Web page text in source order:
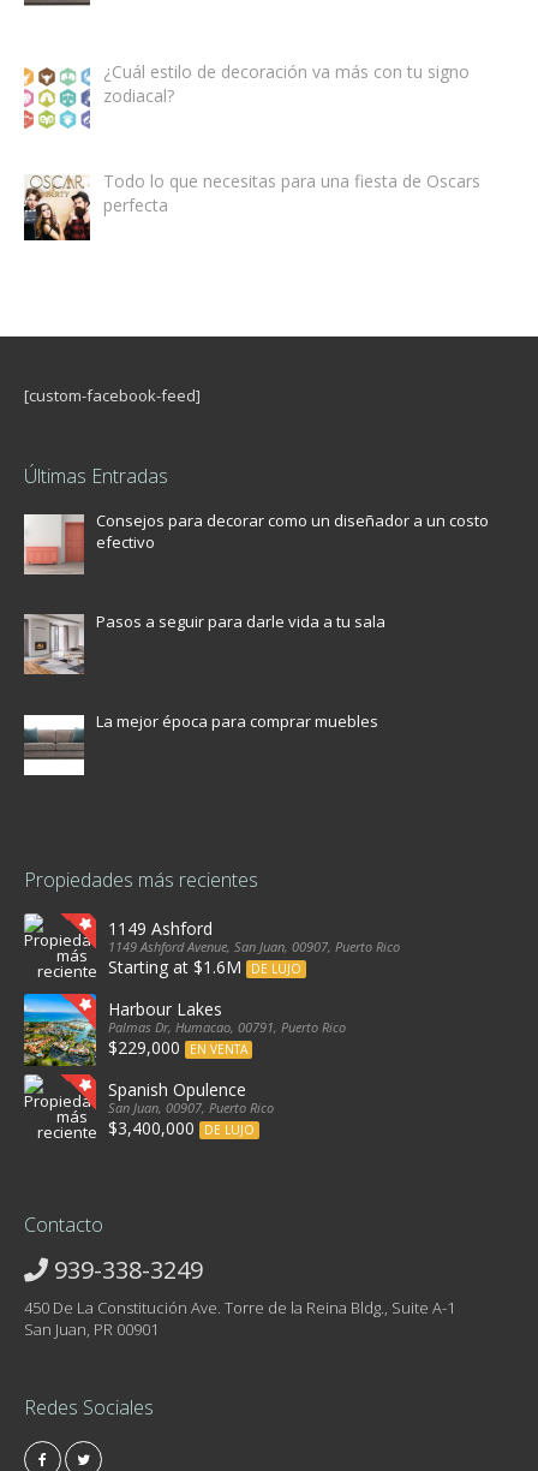
¿Cuál estilo de decoración va más con tu signo
zodiacal?
Todo lo que necesitas para una fiesta de Oscars
perfecta
[custom-facebook-feed]
Últimas Entradas
Consejos para decorar como un diseñador a un costo
efectivo
Pasos a seguir para darle vida a tu sala
La mejor época para comprar muebles
Propiedades más recientes
1149 Ashford
1149 Ashford Avenue, San Juan, 00907, Puerto Rico
Starting at $1.6M DE LUJO
Harbour Lakes
Palmas Dr, Humacao, 00791, Puerto Rico
$229,000 EN VENTA
Spanish Opulence
San Juan, 00907, Puerto Rico
$3,400,000 DE LUJO
Contacto
939-338-3249
450 De La Constitución Ave. Torre de la Reina Bldg., Suite A-1
San Juan, PR 00901
Redes Sociales